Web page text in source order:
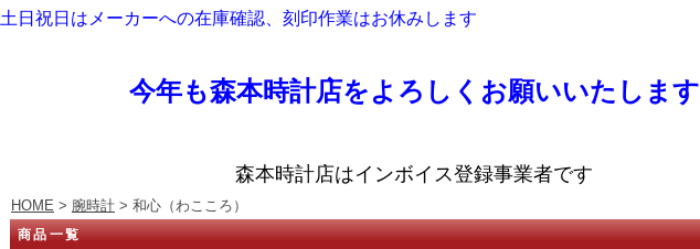
土日祝日はメーカーへの在庫確認、刻印作業はお休みします
今年も森本時計店をよろしくお願いいたします
森本時計店はインボイス登録事業者です
HOME > 腕時計 > 和心（わこころ）
商品一覧